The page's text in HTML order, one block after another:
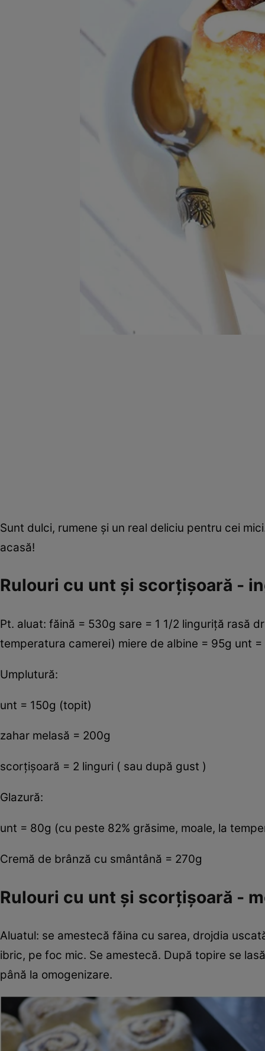
Sunt dulci, rumene şi un real deliciu pentru cei
acasă!
Rulouri cu unt şi scorţişoară -
Pt. aluat: făină = 530g sare = 1 1/2 linguriţă rasă
temperatura camerei) miere de albine = 95g unt
Umplutură:
unt = 150g (topit)
zahar melasă = 200g
scorţişoară = 2 linguri ( sau după gust )
Glazură:
unt = 80g (cu peste 82% grăsime, moale, la
Cremă de brânză cu smântână = 270g
Rulouri cu unt şi scorţişoară -
Aluatul: se amestecă făina cu sarea, drojdia
ibric, pe foc mic. Se amestecă. După topire se
până la omogenizare.